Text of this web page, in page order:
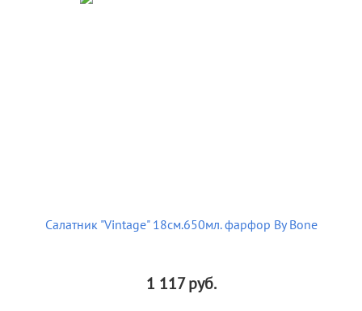
Салатник "Vintage" 18см.650мл. фарфор By Bone
1 117руб.